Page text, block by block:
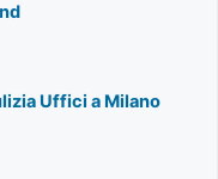
Uffici a Milano